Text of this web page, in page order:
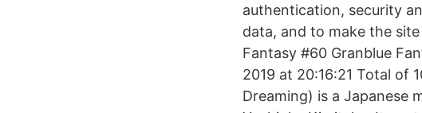
authentication, security
data, and to make the
Fantasy #60 Granblue
2019 at 20:16:21 Total of
Dreaming) is a Japanese